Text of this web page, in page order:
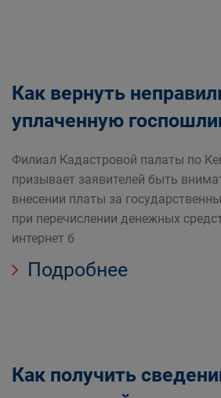
Как вернуть
уплаченную
Филиал Кадастровой палаты по
призывает заявителей быть
внесении платы за
при перечислении денежных
интернет б
Подробнее
Как получить